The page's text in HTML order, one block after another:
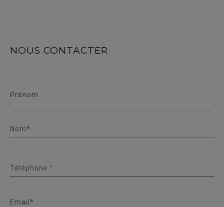
NOUS CONTACTER
Prénom
Nom*
Téléphone ¹
Email*